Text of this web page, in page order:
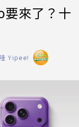
來了？十
Yipee!